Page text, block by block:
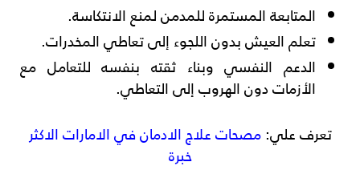
المتابعة المستمرة للمدمن لمنع الانتكاسة.
تعلم العيش بدون اللجوء إلى تعاطي المخدرات.
الدعم النفسي وبناء ثقته بنفسه للتعامل مع
الأزمات دون الهروب إلى التعاطي.
تعرف علي:مصحات علاج الادمان في الامارات الاكثر
خبرة